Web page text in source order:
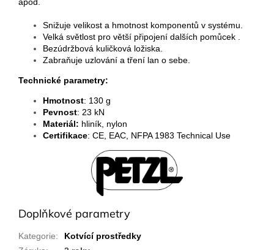
Snižuje velikost a hmotnost komponentů v systému.
Velká světlost pro větší připojení dalších pomůcek .
Bezúdržbová kuličková ložiska.
Zabraňuje uzlování a tření lan o sebe.
Technické parametry:
Hmotnost: 130 g
Pevnost: 23 kN
Materiál: hliník, nylon
Certifikace: CE, EAC, NFPA 1983 Technical Use
Doplňkové parametry
Kategorie:
Kotvící prostředky